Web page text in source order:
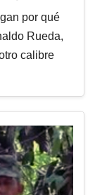
por qué
Rueda,
calibre